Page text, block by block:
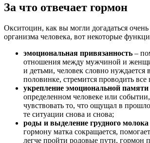
За что отвечает гормон
Окситоцин, как вы могли догадаться
организма человека, вот некоторые
эмоциональная привязанность –
отношения между мужчиной и
и детьми, человек словно нуждается
половинке, стремится проводить все
укрепление эмоциональной памяти
определенном человеке или
чувствовать то, что ощущал в
те ситуации снова и снова;
роды и выделение грудного молока
гормону матка сокращается,
легче пройти родовые пути, гормон